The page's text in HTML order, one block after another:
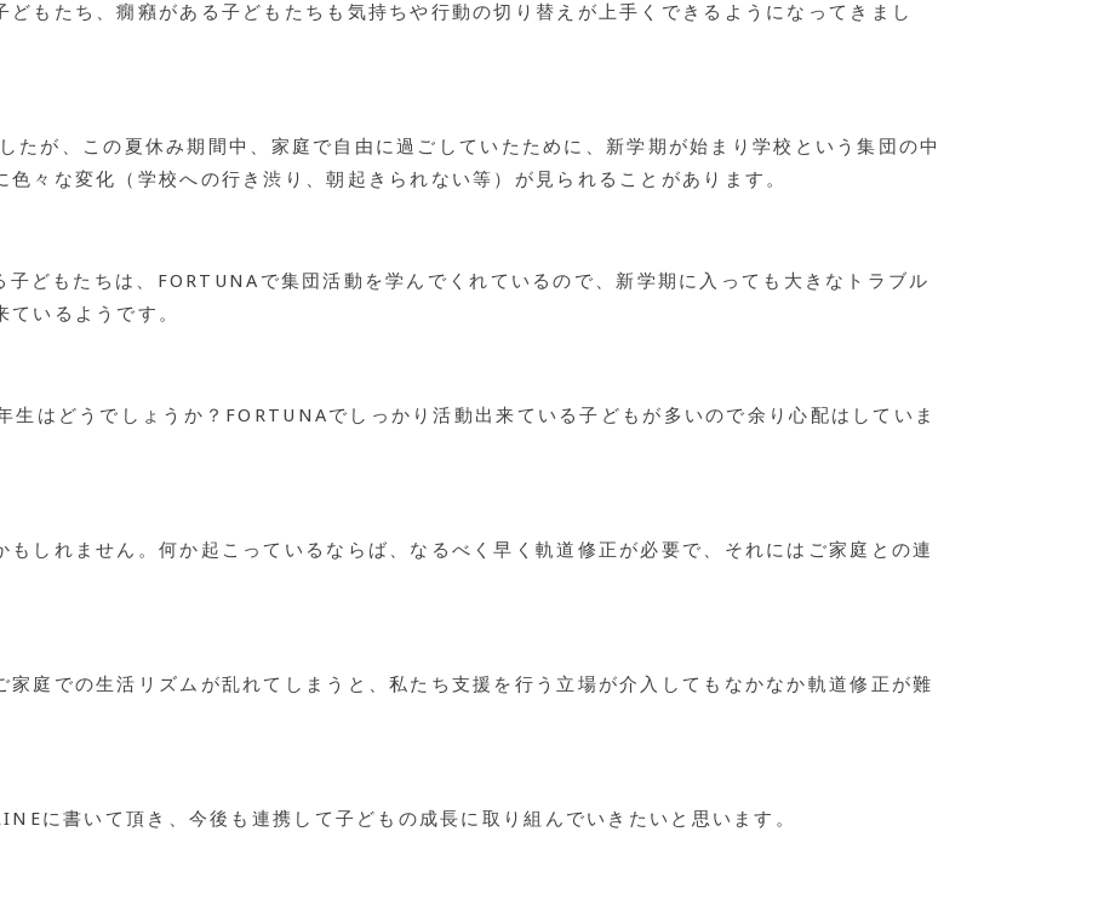
もたち、癇癪がある子どもたちも気持ちや行動の切り替えが上手くできるようになってきまし
たが、この夏休み期間中、家庭で自由に過ごしていたために、新学期が始まり学校という集団の中
々な変化（学校への行き渋り、朝起きられない等）が見られることがあります。
どもたちは、FORTUNAで集団活動を学んでくれているので、新学期に入っても大きなトラブル
いるようです。
生はどうでしょうか？FORTUNAでしっかり活動出来ている子どもが多いので余り心配はしていま
もしれません。何か起こっているならば、なるべく早く軌道修正が必要で、それにはご家庭との連
庭での生活リズムが乱れてしまうと、私たち支援を行う立場が介入してもなかなか軌道修正が難
に書いて頂き、今後も連携して子どもの成長に取り組んでいきたいと思います。